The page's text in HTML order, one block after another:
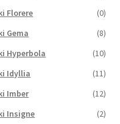
Florere
(0)
Gema
(8)
Hyperbola
(10)
Idyllia
(11)
Imber
(12)
Insigne
(2)